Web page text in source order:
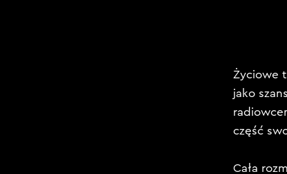
Życiowe
jako
część
Cała